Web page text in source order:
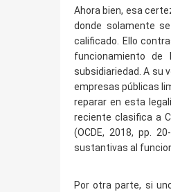
Ahora bien, esa
donde solamente
calificado. Ello
funcionamiento de
subsidiariedad. A su
empresas públicas
reparar en esta
reciente clasifica a
(OCDE, 2018, pp.
sustantivas al
Por otra parte, si